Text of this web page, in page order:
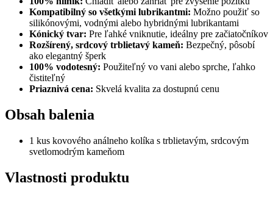
Kompatibilný so všetkými lubrikantmi: Možno použiť so
silikónovými, vodnými alebo hybridnými lubrikantami
Kónický tvar: Pre ľahké vniknutie, ideálny pre začiatočníkov
Rozšírený, srdcový trblietavý kameň: Bezpečný, pôsobí
ako elegantný šperk
100% vodotesný: Použiteľný vo vani alebo sprche, ľahko
čistiteľný
Priaznivá cena: Skvelá kvalita za dostupnú cenu
Obsah balenia
1 kus kovového análneho kolíka s trblietavým, srdcovým
svetlomodrým kameňom
Vlastnosti produktu